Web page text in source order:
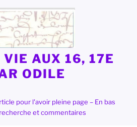
VIE AUX 16, 17E
ODILE
pour l'avoir pleine page – En bas
et commentaires